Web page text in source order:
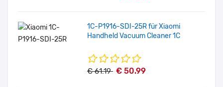
1C-P1916-SDI-25R für Xiaomi
Handheld Vacuum Cleaner 1C
€ 61.19 € 50.99